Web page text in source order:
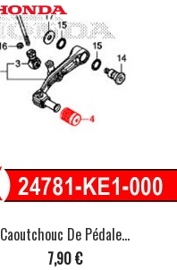
Caoutchouc De Pédale...
Prix
7,90 €